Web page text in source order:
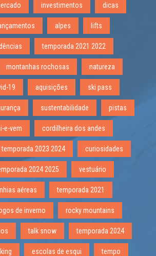
investimentos dicas
alpes lifts
temporada 2021 2022
montanhas rochosas natureza
19 aquisições ski pass
sustentabilidade pistas
e-vem cordilheira dos andes
temporada 2023 2024 curiosidades
2024 2025 vestuário
aéreas temporada 2021
de inverno rocky mountains
talk snow temporada 2024
escolas de esqui tempo